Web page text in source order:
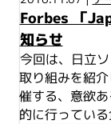
Forbes 「
知らせ
今回は、日立
取り組みを紹
催する、意欲
的に行ってい